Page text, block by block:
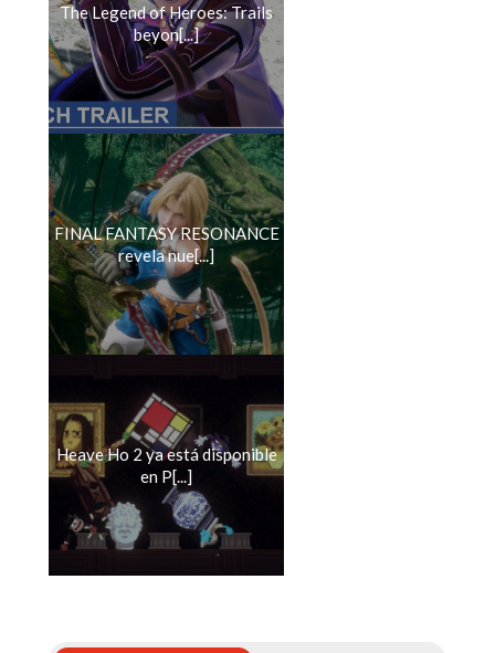
The Legend of Heroes: Trails
beyon[...]
FINAL FANTASY RESONANCE
revela nue[...]
Heave Ho 2 ya está disponible
en P[...]